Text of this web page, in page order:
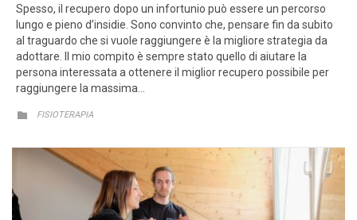
Spesso, il recupero dopo un infortunio può essere un percorso
lungo e pieno d’insidie. Sono convinto che, pensare fin da subito
al traguardo che si vuole raggiungere è la migliore strategia da
adottare. Il mio compito è sempre stato quello di aiutare la
persona interessata a ottenere il miglior recupero possibile per
raggiungere la massima…
 CATEGORY
FISIOTERAPIA